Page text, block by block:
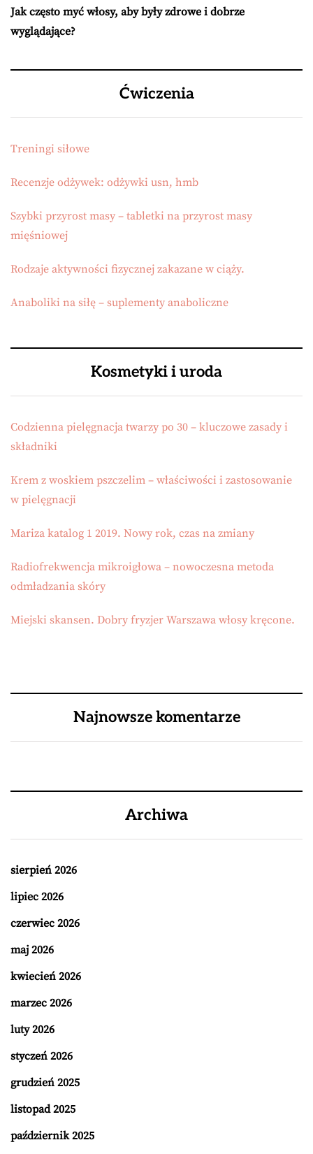
Jak często myć włosy, aby były zdrowe i dobrze
wyglądające?
Ćwiczenia
Treningi siłowe
Recenzje odżywek: odżywki usn, hmb
Szybki przyrost masy – tabletki na przyrost masy
mięśniowej
Rodzaje aktywności fizycznej zakazane w ciąży.
Anaboliki na siłę – suplementy anaboliczne
Kosmetyki i uroda
Codzienna pielęgnacja twarzy po 30 – kluczowe zasady i
składniki
Krem z woskiem pszczelim – właściwości i zastosowanie
w pielęgnacji
Mariza katalog 1 2019. Nowy rok, czas na zmiany
Radiofrekwencja mikroigłowa – nowoczesna metoda
odmładzania skóry
Miejski skansen. Dobry fryzjer Warszawa włosy kręcone.
Najnowsze komentarze
Archiwa
sierpień 2026
lipiec 2026
czerwiec 2026
maj 2026
kwiecień 2026
marzec 2026
luty 2026
styczeń 2026
grudzień 2025
listopad 2025
październik 2025